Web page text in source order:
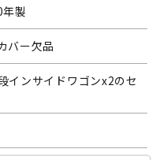
製
バー欠品
インサイドワゴンx2のセ